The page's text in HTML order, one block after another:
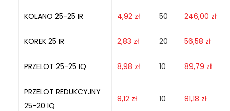
KOLANO 25-25 IR 4,92 zł 50 246,00 zł
KOREK 25 IR 2,83 zł 20 56,58 zł
PRZELOT 25-25 IQ 8,98 zł 10 89,79 zł
PRZELOT REDUKCYJNY
25-20 IQ
8,12 zł 10 81,18 zł